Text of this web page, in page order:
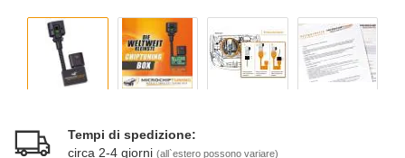
Tempi di spedizione:
circa 2-4 giorni (all`estero possono variare)